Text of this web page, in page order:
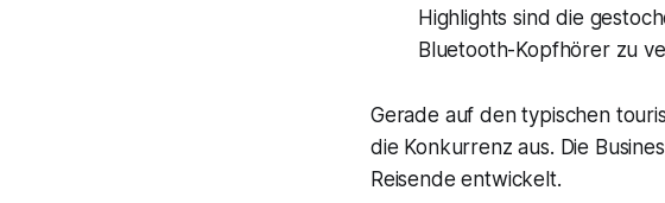
Highlights sind die
Bluetooth-Kopfhörer zu
Gerade auf den typischen
die Konkurrenz aus. Die
Reisende entwickelt.